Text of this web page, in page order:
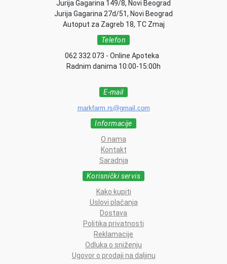
Jurija Gagarina 149/8, Novi Beograd
Jurija Gagarina 27d/51, Novi Beograd
Autoput za Zagreb 18, TC Zmaj
Telefon
062 332 073 - Online Apoteka
Radnim danima 10:00-15:00h
E-mail
markfarm.rs@gmail.com
Informacije
O nama
Kontakt
Saradnja
Korisnički servis
Kako kupiti
Uslovi plaćanja
Dostava
Politika privatnosti
Reklamacije
Odluka o sniženju
Ugovor o prodaji na daljinu